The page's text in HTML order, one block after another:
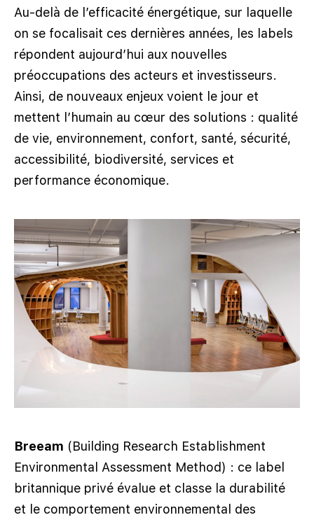
Au-delà de l’efficacité énergétique, sur laquelle
on se focalisait ces dernières années, les labels
répondent aujourd’hui aux nouvelles
préoccupations des acteurs et investisseurs.
Ainsi, de nouveaux enjeux voient le jour et
mettent l’humain au cœur des solutions : qualité
de vie, environnement, confort, santé, sécurité,
accessibilité, biodiversité, services et
performance économique.
Breeam (Building Research Establishment
Environmental Assessment Method) : ce label
britannique privé évalue et classe la durabilité
et le comportement environnemental des